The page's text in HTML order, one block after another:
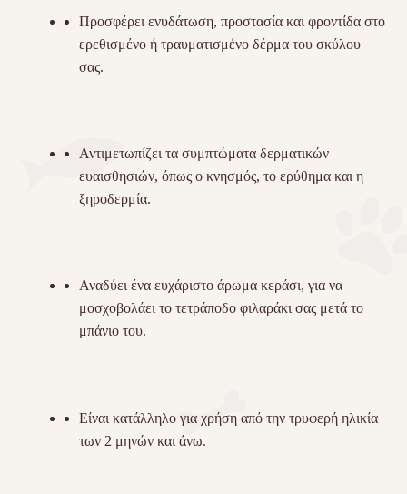
Προσφέρει ενυδάτωση, προστασία και φροντίδα στο
ερεθισμένο ή τραυματισμένο δέρμα του σκύλου
σας.
Αντιμετωπίζει τα συμπτώματα δερματικών
ευαισθησιών, όπως ο κνησμός, το ερύθημα και η
ξηροδερμία.
Αναδύει ένα ευχάριστο άρωμα κεράσι, για να
μοσχοβολάει το τετράποδο φιλαράκι σας μετά το
μπάνιο του.
Είναι κατάλληλο για χρήση από την τρυφερή ηλικία
των 2 μηνών και άνω.